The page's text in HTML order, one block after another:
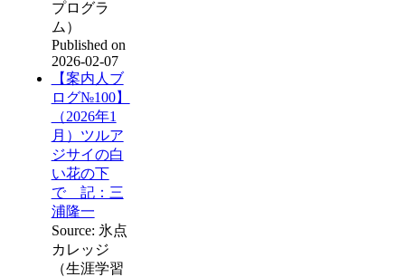
プログラ
ム）
Published on
2026-02-07
【案内人ブ
ログ№100】
（2026年1
月）ツルア
ジサイの白
い花の下
で 記：三
浦隆一
Source: 氷点
カレッジ
（生涯学習